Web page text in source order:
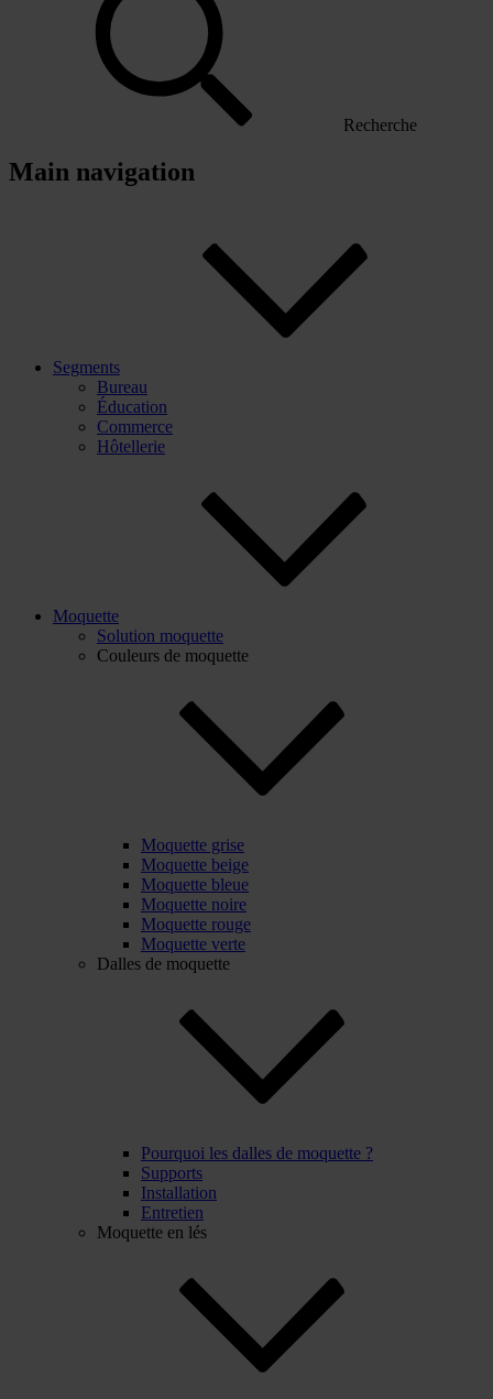
Recherche
Main navigation
Segments
Bureau
Éducation
Commerce
Hôtellerie
Moquette
Solution moquette
Couleurs de moquette
Moquette grise
Moquette beige
Moquette bleue
Moquette noire
Moquette rouge
Moquette verte
Dalles de moquette
Pourquoi les dalles de moquette ?
Supports
Installation
Entretien
Moquette en lés